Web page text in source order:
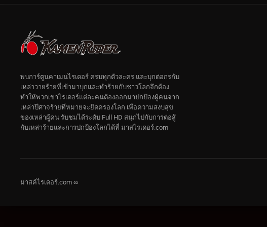
พบการ์ตูนคาเมนไรเดอร์ ครบทุกตัวละคร และบุกต่อกรกับ
เหล่าวายร้ายที่เข้ามาบุกและทำร้ายกับชาวโลกจึกต้อง
ทำให้พวกเขาไรเดอร์แต่ละคนต้องออกมาปกป้องผู้คนจาก
เหล่าปีศาจร้ายที่หมายจะยึดครองโลก เพื่อความสงบสุข
ของเหล่าผู้คน รับชมได้ระดับ Full HD สนุกไปกับการต่อสู้
กับเหล่าร้ายและการปกป้องโลกได้ที่ มาสไรเดอร์.com
มาสค์ไรเดอร์.com ∞